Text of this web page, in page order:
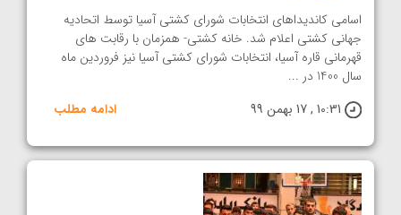
اسامی کاندیداهای انتخابات شورای کشتی آسیا توسط اتحادیه
جهانی کشتی اعلام شد. خانه کشتی- همزمان با رقابت های
قهرمانی قاره آسیا، انتخابات شورای کشتی آسیا نیز فروردین ماه
سال 1400 در ...
10:31 , 17 بهمن 99
ادامه مطلب